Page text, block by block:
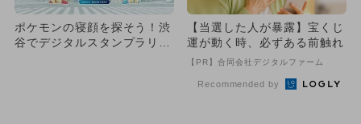
ポケモンの寝顔を探そう！渋
谷でデジタルスタンプラリー
【当選した人が暴露】宝くじ
運が動く時、必ずある前触れ
【PR】合同会社デジタルファーム
Recommended by